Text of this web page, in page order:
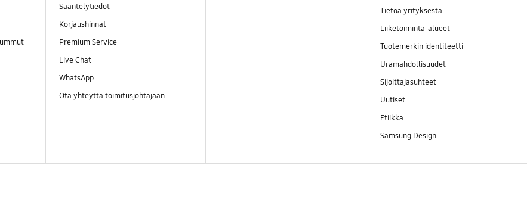
Sääntelytiedot
Korjaushinnat
Premium Service
Live Chat
WhatsApp
Ota yhteyttä toimitusjohtajaan
Tietoa yrityksestä
Liiketoiminta-alueet
Tuotemerkin identiteetti
Uramahdollisuudet
Sijoittajasuhteet
Uutiset
Etiikka
Samsung Design